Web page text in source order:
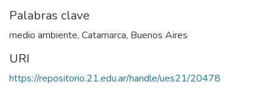
Palabras clave
medio ambiente, Catamarca, Buenos Aires
URI
https://repositorio.21.edu.ar/handle/ues21/20478